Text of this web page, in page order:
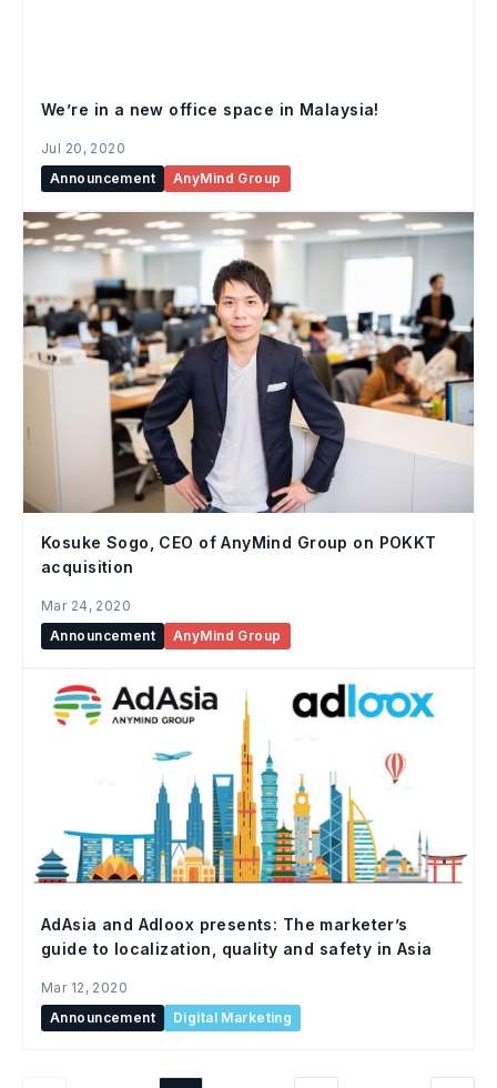
We’re in a new office space in Malaysia!
Jul 20, 2020
Announcement
AnyMind Group
Kosuke Sogo, CEO of AnyMind Group on POKKT
acquisition
Mar 24, 2020
Announcement
AnyMind Group
AdAsia and Adloox presents: The marketer’s
guide to localization, quality and safety in Asia
Mar 12, 2020
Announcement
Digital Marketing